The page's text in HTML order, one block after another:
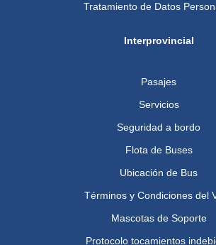
Tratamiento de Datos
Interprovincial
Pasajes
Servicios
Seguridad a bordo
Flota de Buses
Ubicación de Bus
Términos y Condiciones del
Mascotas de Soporte
Protocolo tocamientos